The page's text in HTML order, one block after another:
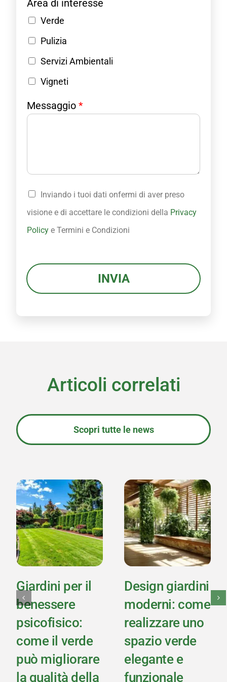
g
g
o
g
i
o
o
n
m
e
Area di interesse
Verde
Pulizia
Servizi Ambientali
Vigneti
Messaggio *
P
r
i
v
a
P
o
c
Inviando i tuoi dati onfermi di aver preso
visione e di accettare le condizioni della Privacy
Policye Termini e Condizioni
INVIA
Articoli correlati
Scopri tutte le news
Giardini per il
benessere
psicofisico:
come il verde
può migliorare
la qualità della
Design giardini
moderni: come
realizzare uno
spazio verde
elegante e
funzionale